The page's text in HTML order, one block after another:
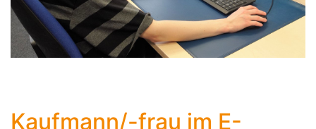
Kaufmann/-frau im E-